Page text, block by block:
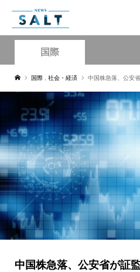
国際
国際 社会・経済 中国株急落、公安
中国株急落、公安省が証